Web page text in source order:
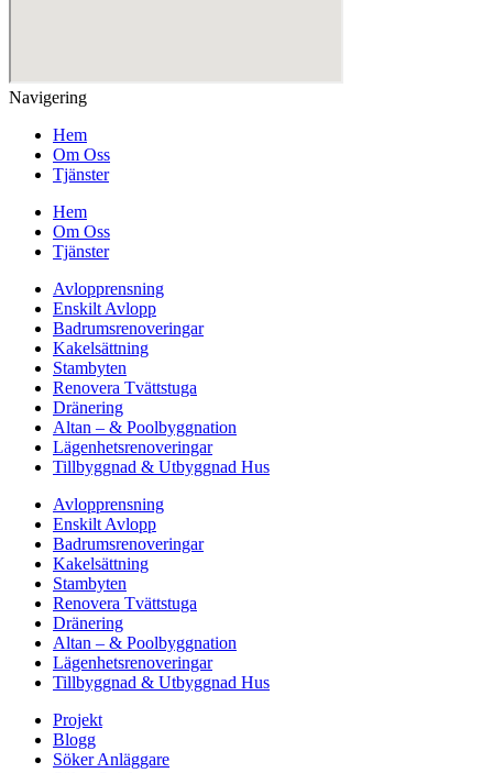
Navigering
Hem
Om Oss
Tjänster
Hem
Om Oss
Tjänster
Avlopprensning
Enskilt Avlopp
Badrumsrenoveringar
Kakelsättning
Stambyten
Renovera Tvättstuga
Dränering
Altan – & Poolbyggnation
Lägenhetsrenoveringar
Tillbyggnad & Utbyggnad Hus
Avlopprensning
Enskilt Avlopp
Badrumsrenoveringar
Kakelsättning
Stambyten
Renovera Tvättstuga
Dränering
Altan – & Poolbyggnation
Lägenhetsrenoveringar
Tillbyggnad & Utbyggnad Hus
Projekt
Blogg
Söker Anläggare